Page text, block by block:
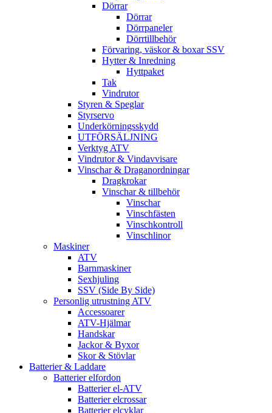
Dörrar
Dörrar
Dörrpaneler
Dörrtillbehör
Förvaring, väskor & boxar SSV
Hytter & Inredning
Hyttpaket
Tak
Vindrutor
Styren & Speglar
Styrservo
Underkörningsskydd
UTFÖRSÄLJNING
Verktyg ATV
Vindrutor & Vindavvisare
Vinschar & Draganordningar
Dragkrokar
Vinschar & tillbehör
Vinschar
Vinschfästen
Vinschkontroll
Vinschlinor
Maskiner
ATV
Barnmaskiner
Sexhjuling
SSV (Side By Side)
Personlig utrustning ATV
Accessoarer
ATV-Hjälmar
Handskar
Jackor & Byxor
Skor & Stövlar
Batterier & Laddare
Batterier elfordon
Batterier el-ATV
Batterier elcrossar
Batterier elcyklar